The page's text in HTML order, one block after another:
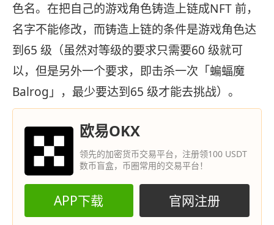
色名。在把自己的游戏角色铸造上链成NFT 前，
名字不能修改，而铸造上链的条件是游戏角色达
到65 级（虽然对等级的要求只需要60 级就可
以，但是另外一个要求，即击杀一次「蝙蝠魔
Balrog」，最少要达到65 级才能去挑战）。
欧易OKX
领先的加密货币交易平台，注册领100 USDT
数币盲盒，币圈常用的交易平台！
APP下载 官网注册